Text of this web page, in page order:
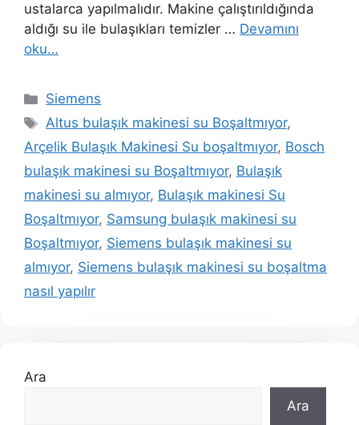
ustalarca yapılmalıdır. Makine çalıştırıldığında
aldığı su ile bulaşıkları temizler … Devamını
oku…
Kategoriler
Siemens
Etiketler
Altus bulaşık makinesi su Boşaltmıyor,
Arçelik Bulaşık Makinesi Su boşaltmıyor, Bosch
bulaşık makinesi su Boşaltmıyor, Bulaşık
makinesi su almıyor, Bulaşık makinesi Su
Boşaltmıyor, Samsung bulaşık makinesi su
Boşaltmıyor, Siemens bulaşık makinesi su
almıyor, Siemens bulaşık makinesi su boşaltma
nasıl yapılır
Ara
Ara